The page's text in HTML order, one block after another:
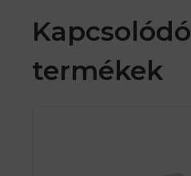
Kapcsolódó
termékek